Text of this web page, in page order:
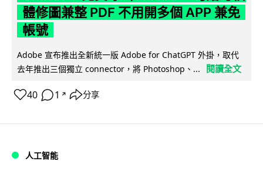
體修圖兼整 PDF 不用開多個 APP 兼免
帳號
Adobe 宣布推出全新統一版 Adobe for ChatGPT 外掛，取代
去年推出三個獨立 connector，將 Photoshop、...
閱讀全文
40 1 ↗ 分享
人工智能